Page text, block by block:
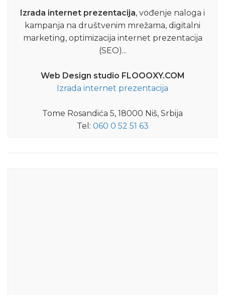
Izrada internet prezentacija, vođenje naloga i
kampanja na društvenim mrežama, digitalni
marketing, optimizacija internet prezentacija
(SEO)...
Web Design studio FLOOOXY.COM
Izrada internet prezentacija
Tome Rosandića 5, 18000 Niš, Srbija
Tel: 060 0 52 51 63